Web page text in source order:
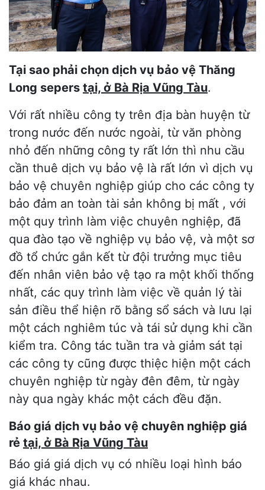
Tại sao phải chọn dịch vụ bảo vệ Thăng
Long sepers tại, ở Bà Rịa Vũng Tàu.
Với rất nhiều công ty trên địa bàn huyện từ
trong nước đến nước ngoài, từ văn phòng
nhỏ đến những công ty rất lớn thì nhu cầu
cần thuê dịch vụ bảo vệ là rất lớn vì dịch vụ
bảo vệ chuyên nghiệp giúp cho các công ty
bảo đảm an toàn tài sản không bị mất , với
một quy trình làm việc chuyên nghiệp, đã
qua đào tạo về nghiệp vụ bảo vệ, và một sơ
đồ tổ chức gắn kết từ đội trưởng mục tiêu
đến nhân viên bảo vệ tạo ra một khối thống
nhất, các quy trình làm việc về quản lý tài
sản điều thể hiện rõ bằng sổ sách và lưu lại
một cách nghiêm túc và tái sử dụng khi cần
kiểm tra. Công tác tuần tra và giảm sát tại
các công ty cũng được thiệc hiện một cách
chuyên nghiệp từ ngày đên đêm, từ ngày
này qua ngày khác một cách đều đặn.
Báo giá dịch vụ bảo vệ chuyên nghiệp giá
rẻ tại, ở Bà Rịa Vũng Tàu
Báo giá giá dịch vụ có nhiều loại hình báo
giá khác nhau.